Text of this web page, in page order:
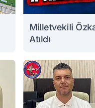
Milletvekili
Atıldı